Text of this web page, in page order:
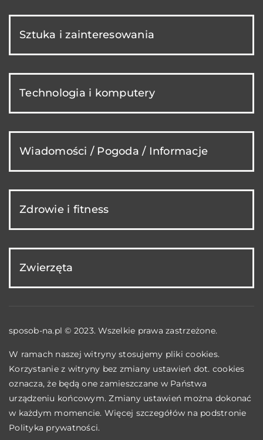
Sztuka i zainteresowania
Technologia i komputery
Wiadomości / Pogoda / Informacje
Zdrowie i fitness
Zwierzęta
sposob-na.pl © 2023. Wszelkie prawa zastrzeżone.
W ramach naszej witryny stosujemy pliki cookies.
Korzystanie z witryny bez zmiany ustawień dot. cookies
oznacza, że będą one zamieszczane w Państwa
urządzeniu końcowym. Zmiany ustawień można dokonać
w każdym momencie. Więcej szczegółów na podstronie
Polityka prywatności.